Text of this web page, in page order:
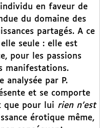
en faveur de
du domaine des
partagés. A ce
seule : elle est
pour les passions
manifestations.
analysée par P.
et se comporte
que pour lui rien n’est
érotique même,